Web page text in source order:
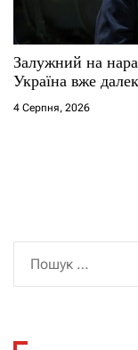
Залужний на
Україна вже
4 Серпня, 2026
к